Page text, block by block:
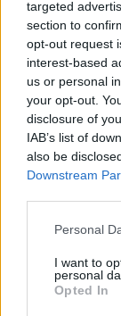
targeted
section to
opt-out request
interest-based
us or personal
your opt-out.
disclosure of
IAB’s list of
also be
Downstream
Personal
I want to
personal
Opted In
Staran